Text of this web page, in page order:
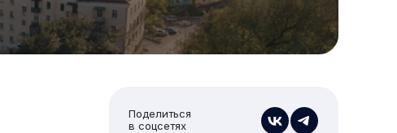
Поделиться
в соцсетях